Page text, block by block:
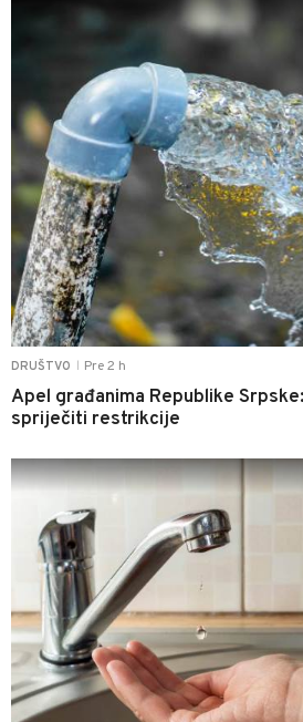
DRUŠTVO Pre 2 h
Apel građanima Republike
spriječiti restrikcije